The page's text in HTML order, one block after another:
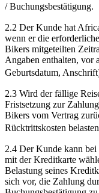
/
2.2 Der Kunde hat
wenn er die
Bikers mitgeteilten
Angaben enthalten, vor
Geburtsdatum,
2.3 Wird der fällige
Fristsetzung zur
Bikers vom Vertrag
Rücktrittskosten
2.4 Der Kunde kann
mit der Kreditkarte
Belastung seines
sich vor, die Zahlung